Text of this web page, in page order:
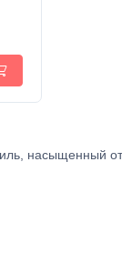
насыщенный